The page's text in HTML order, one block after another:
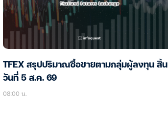
TFEX สรุปปริมาณซื้อขายตามกลุ่มผู้ลงทุน สิ้น
วันที่ 5 ส.ค. 69
08:00 น.